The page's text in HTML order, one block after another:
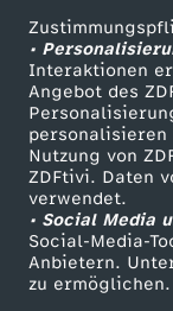
•
Interaktionen
Angebot des
Nutzung von
ZDFtivi. Daten
verwendet.
• Social Media
Social-Media-
Anbietern.
zu ermöglichen.
Livestreams
Sendungen A-Z
TV-Programm
ZDF Unternehmen
Karriere